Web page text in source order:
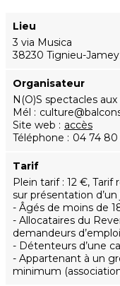
Lieu
3 via Musica
38230 Tignieu-
Organisateur
N(O)S spectacles
Mél
Site web
accès
Téléphone
04 74 80
Tarif
Plein tarif : 12 €,
sur présentation
- Âgés de moins de
- Allocataires du
demandeurs d’emploi
- Détenteurs d’une
- Appartenant à un
minimum